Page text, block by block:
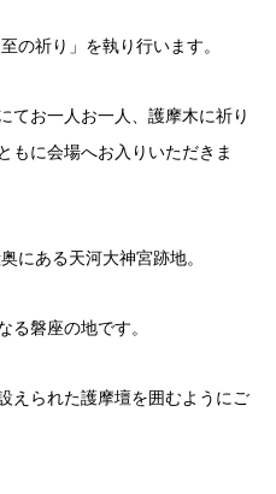
の祈り」を執り行います。
てお一人お一人、護摩木に祈り
もに会場へお入りいただきま
にある天河大神宮跡地。
る磐座の地です。
えられた護摩壇を囲むようにご